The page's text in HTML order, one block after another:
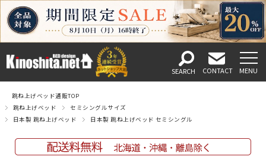
跳ね上げベッド通販TOP
跳ね上げベッド
セミシングルサイズ
日本製 跳ね上げベッド
日本製 跳ね上げベッド セミシングル